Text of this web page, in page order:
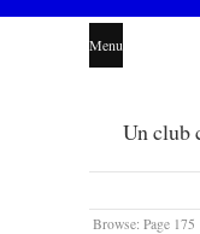
LIBERĂ
Menu
Un club
Browse: Page 175